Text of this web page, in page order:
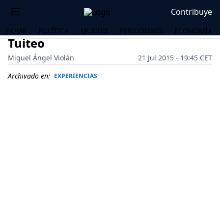
Contribuye
HOME POLÍTICA MUNDO PERIODISMO ECONOMÍA
Tuiteo
Miguel Ángel Violán
21 Jul 2015 - 19:45 CET
Archivado en: EXPERIENCIAS